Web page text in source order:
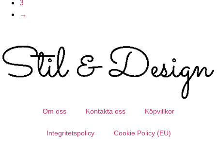
3
→
Om oss Kontakta oss Köpvillkor
Integritetspolicy Cookie Policy (EU)